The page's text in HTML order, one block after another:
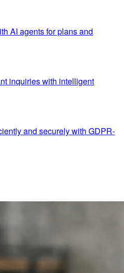
AI agents for plans and
inquiries with intelligent
and securely with GDPR-